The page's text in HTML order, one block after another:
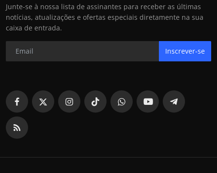
Junte-se à nossa lista de assinantes para receber as últimas
notícias, atualizações e ofertas especiais diretamente na sua
caixa de entrada.
Inscrever-se